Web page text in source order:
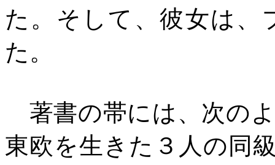
た。そして、彼女は、
た。
著書の帯には、次の
東欧を生きた３人の同